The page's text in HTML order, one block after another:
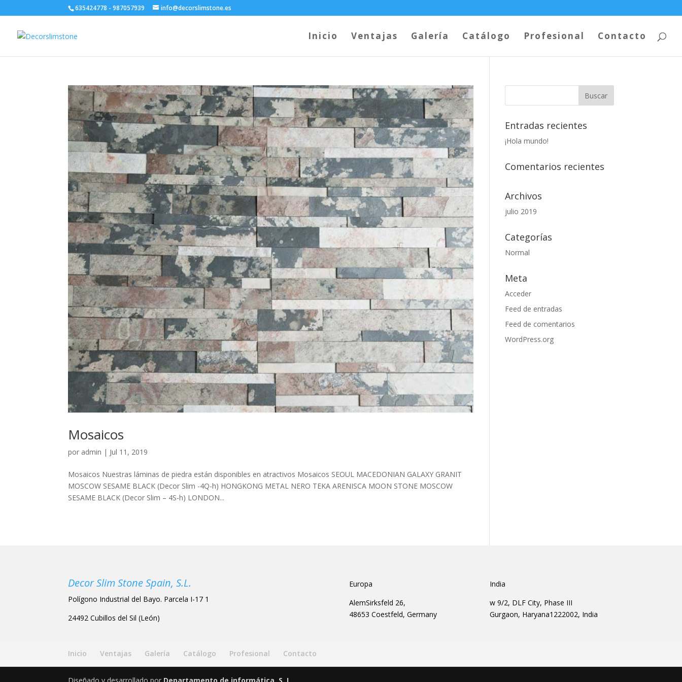
635424778 - 987057939 info@decorslimstone.es
Inicio Ventajas Galería Catálogo Profesional Contacto
Mosaicos
por admin | Jul 11, 2019
Mosaicos Nuestras láminas de piedra están disponibles en atractivos Mosaicos SEOUL MACEDONIAN GALAXY GRANIT
MOSCOW SESAME BLACK (Decor Slim -4Q-h) HONGKONG METAL NERO TEKA ARENISCA MOON STONE MOSCOW
SESAME BLACK (Decor Slim – 4S-h) LONDON...
Entradas recientes
¡Hola mundo!
Comentarios recientes
Archivos
julio 2019
Categorías
Normal
Meta
Acceder
Feed de entradas
Feed de comentarios
WordPress.org
Decor Slim Stone Spain, S.L.
Polígono Industrial del Bayo. Parcela I-17 1
24492 Cubillos del Sil (León)
Europa
AlemSirksfeld 26,
48653 Coestfeld, Germany
India
w 9/2, DLF City, Phase III
Gurgaon, Haryana1222002, India
Inicio Ventajas Galería Catálogo Profesional Contacto